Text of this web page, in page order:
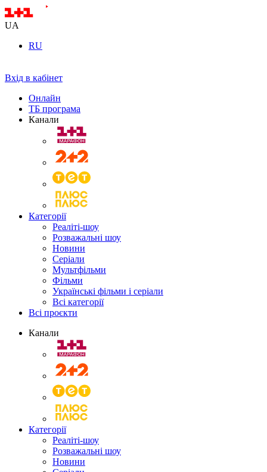
UA
RU
Вхід в кабінет
Онлайн
ТБ програма
Канали
Категорії
Реаліті-шоу
Розважальні шоу
Новини
Серіали
Мультфільми
Фільми
Українські фільми і серіали
Всі категорії
Всі проєкти
Канали
Категорії
Реаліті-шоу
Розважальні шоу
Новини